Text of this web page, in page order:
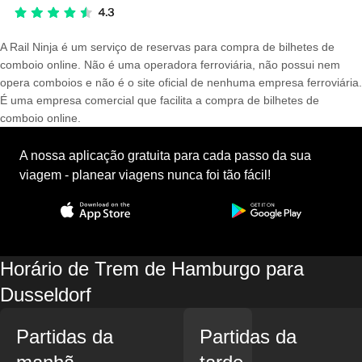
A Rail Ninja é um serviço de reservas para compra de bilhetes de
comboio online. Não é uma operadora ferroviária, não possui nem
opera comboios e não é o site oficial de nenhuma empresa ferroviária.
É uma empresa comercial que facilita a compra de bilhetes de
comboio online.
A nossa aplicação gratuita para cada passo da sua
viagem - planear viagens nunca foi tão fácil!
Horário de Trem de Hamburgo para
Dusseldorf
Partidas da
Partidas da